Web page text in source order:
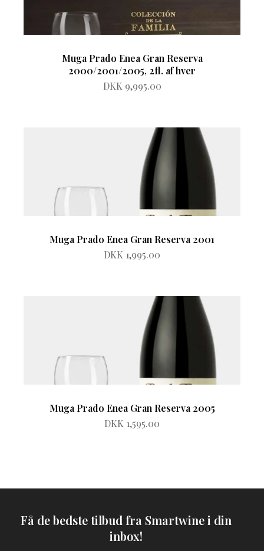
Muga Prado Enea Gran Reserva
2000/2001/2005, 2fl. af hver
DKK 9,995.00
Muga Prado Enea Gran Reserva 2001
DKK 1,995.00
Muga Prado Enea Gran Reserva 2005
DKK 1,595.00
Få de bedste tilbud fra Smartwine i din
inbox!